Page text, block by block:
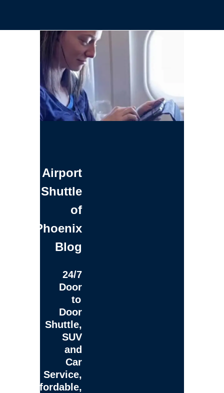
Airport
Shuttle
of
Phoenix
Blog
24/7
Door
to
Door
Shuttle,
SUV
and
Car
Service,
Affordable,